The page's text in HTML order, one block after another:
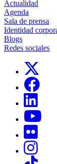
Actualidad
Agenda
Sala de prensa
Identidad
Blogs
Redes sociales